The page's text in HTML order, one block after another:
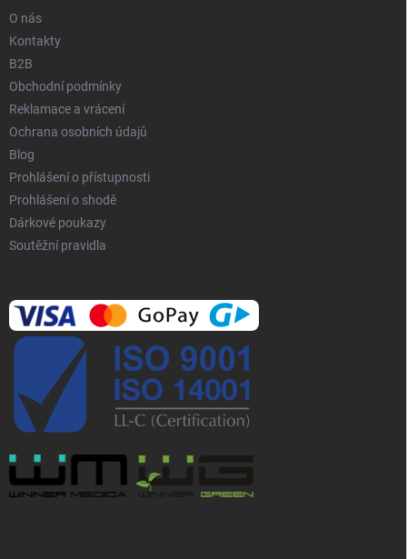
O nás
Kontakty
B2B
Obchodní podmínky
Reklamace a vrácení
Ochrana osobních údajů
Blog
Prohlášení o přístupnosti
Prohlášení o shodě
Dárkové poukazy
Soutěžní pravidla